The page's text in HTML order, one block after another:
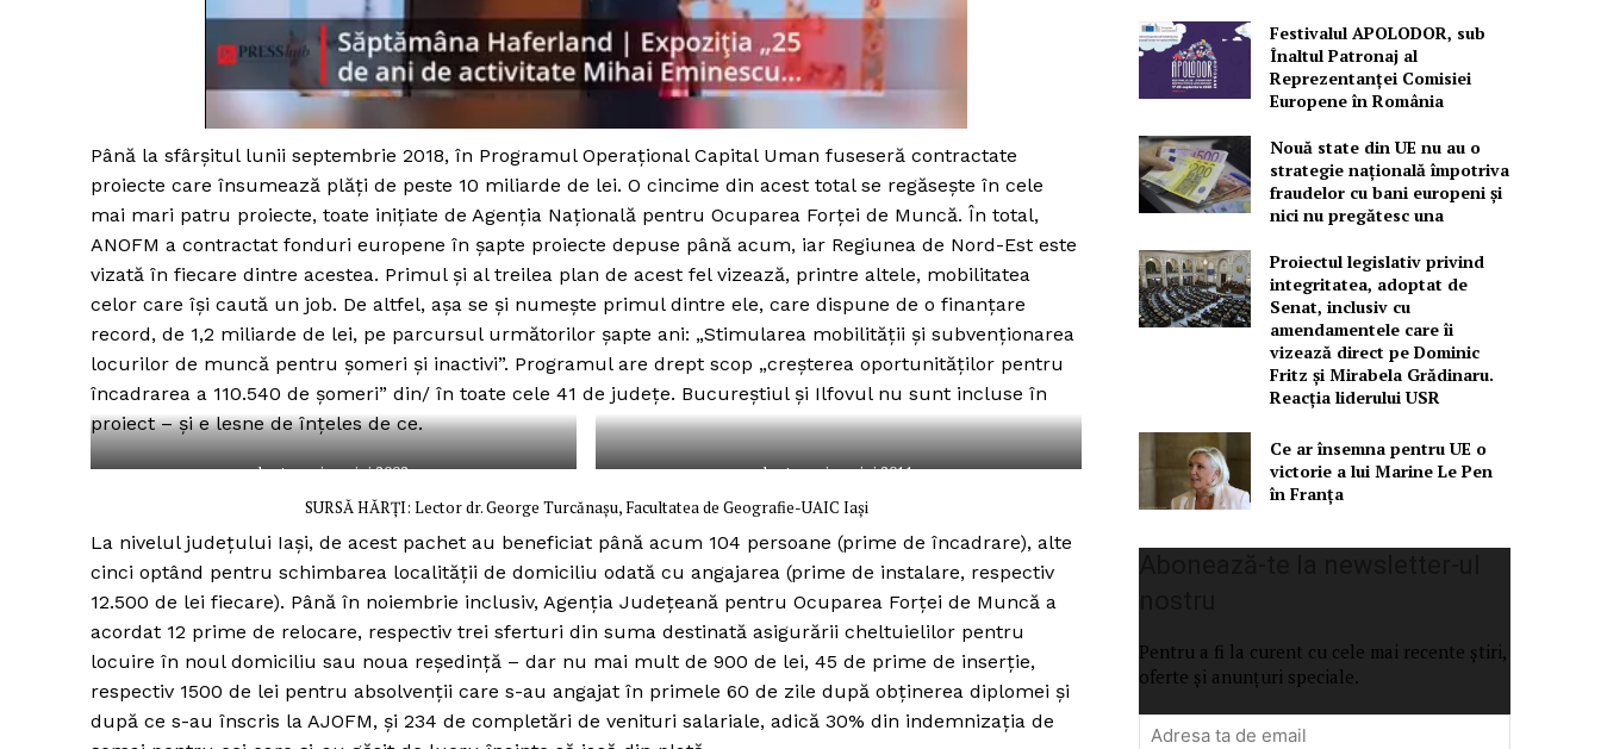
Un proiect
FREEDOM HOUSE
ROMÂNIA
PRESShub
Despre noi / Echipa
Proiecte editoriale
Contact
Până la sfârșitul lunii septembrie 2018, în Programul Operațional Capital Uman fuseseră contractate
proiecte care însumează plăți de peste 10 miliarde de lei. O cincime din acest total se regăsește în cele
mai mari patru proiecte, toate inițiate de Agenția Națională pentru Ocuparea Forței de Muncă. În total,
ANOFM a contractat fonduri europene în șapte proiecte depuse până acum, iar Regiunea de Nord-Est este
vizată în fiecare dintre acestea. Primul și al treilea plan de acest fel vizează, printre altele, mobilitatea
celor care își caută un job. De altfel, așa se și numește primul dintre ele, care dispune de o finanțare
record, de 1,2 miliarde de lei, pe parcursul următorilor șapte ani: „Stimularea mobilității și subvenționarea
locurilor de muncă pentru șomeri și inactivi”. Programul are drept scop „creșterea oportunităților pentru
încadrarea a 110.540 de șomeri” din/ în toate cele 41 de județe. Bucureștiul și Ilfovul nu sunt incluse în
proiect – și e lesne de înțeles de ce.
harta emigrației 2002 harta emigrației 2011
SURSĂ HĂRȚI: Lector dr. George Turcănașu, Facultatea de Geografie-UAIC Iași
La nivelul județului Iași, de acest pachet au beneficiat până acum 104 persoane (prime de încadrare), alte
cinci optând pentru schimbarea localității de domiciliu odată cu angajarea (prime de instalare, respectiv
12.500 de lei fiecare). Până în noiembrie inclusiv, Agenția Județeană pentru Ocuparea Forței de Muncă a
acordat 12 prime de relocare, respectiv trei sferturi din suma destinată asigurării cheltuielilor pentru
locuire în noul domiciliu sau noua reședință – dar nu mai mult de 900 de lei, 45 de prime de inserție,
respectiv 1500 de lei pentru absolvenții care s-au angajat în primele 60 de zile după obținerea diplomei și
după ce s-au înscris la AJOFM, și 234 de completări de venituri salariale, adică 30% din indemnizația de
Festivalul APOLODOR, sub
Înaltul Patronaj al
Reprezentanței Comisiei
Europene în România
Nouă state din UE nu au o
strategie națională împotriva
fraudelor cu bani europeni și
nici nu pregătesc una
Proiectul legislativ privind
integritatea, adoptat de
Senat, inclusiv cu
amendamentele care îi
vizează direct pe Dominic
Fritz și Mirabela Grădinaru.
Reacția liderului USR
Ce ar însemna pentru UE o
victorie a lui Marine Le Pen
în Franța
Pentru a fi la curent cu cele mai recente știri,
oferte și anunțuri speciale.